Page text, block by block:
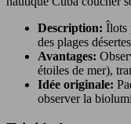
Description: Îlots
des plages
Avantages:
étoiles de mer),
Idée originale:
observer la